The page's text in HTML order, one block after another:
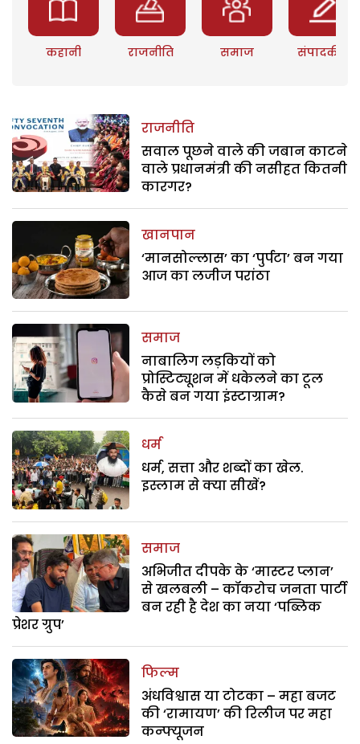
कहानी राजनीति समाज संपादकीय
राजनीति
सवाल पूछने वाले की जबान काटने
वाले प्रधानमंत्री की नसीहत कितनी
कारगर?
खानपान
‘मानसोल्लास’ का ‘पुर्पटा’ बन गया
आज का लजीज परांठा
समाज
नाबालिग लड़कियों को
प्रोस्टिट्यूशन में धकेलने का टूल
कैसे बन गया इंस्टाग्राम?
धर्म
धर्म, सत्ता और शब्दों का खेल.
इस्लाम से क्या सीखें?
समाज
अभिजीत दीपके के ‘मास्टर प्लान’
से खलबली – कॉकरोच जनता पार्टी
बन रही है देश का नया ‘पब्लिक
प्रेशर ग्रुप’
फिल्म
अंधविश्वास या टोटका – महा बजट
की ‘रामायण’ की रिलीज पर महा
कन्फ्यूजन